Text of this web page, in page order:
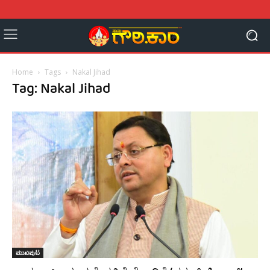
Home Tags Nakal Jihad
Tag: Nakal Jihad
ಮುಖಪುಟ